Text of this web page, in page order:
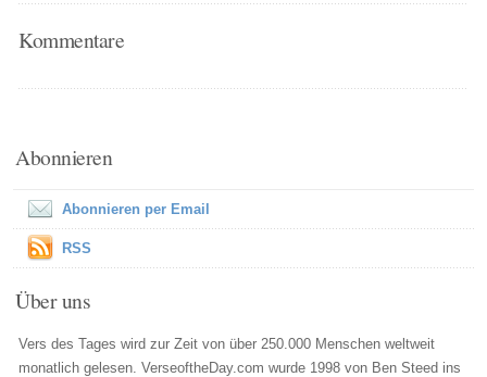
Kommentare
Abonnieren
Abonnieren per Email
RSS
Über uns
Vers des Tages wird zur Zeit von über 250.000 Menschen weltweit
monatlich gelesen. VerseoftheDay.com wurde 1998 von Ben Steed ins